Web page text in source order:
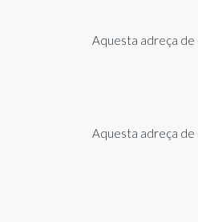
Aquesta adreça de
Aquesta adreça de